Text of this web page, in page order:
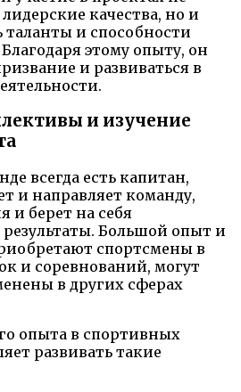
качества, но и
и способности
этому опыту, он
и развиваться в
и изучение
всегда есть капитан,
и направляет команду,
и берет на себя
результаты. Большой опыт и
спортсмены в
и соревнований, могут
в других сферах
опыта в спортивных
развивать такие